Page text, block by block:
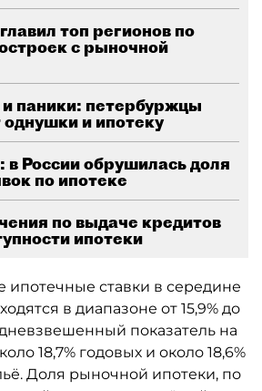
топ регионов по
с рыночной
паники: петербуржцы
и ипотеку
в России обрушилась доля
по ипотеке
по выдаче кредитов
ипотеки
ставки в середине
в диапазоне от 15,9% до
показатель на
18,7% годовых и около 18,6%
Доля рыночной ипотеки, по